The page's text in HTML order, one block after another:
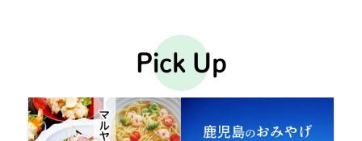
Pick Up